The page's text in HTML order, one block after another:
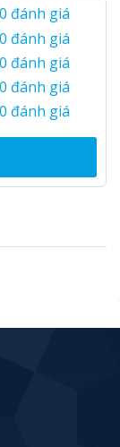
đánh giá
đánh giá
đánh giá
đánh giá
đánh giá